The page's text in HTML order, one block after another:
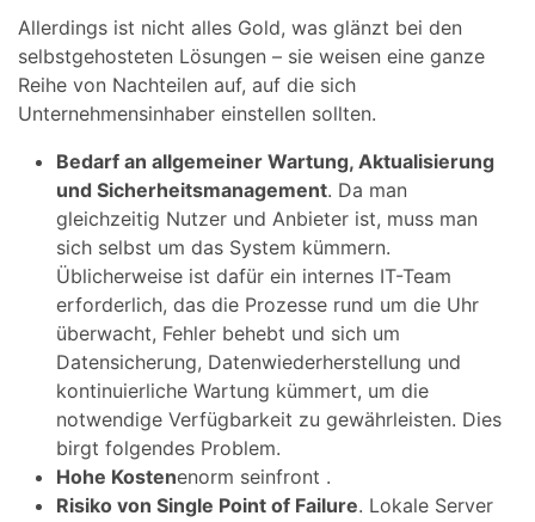
Allerdings ist nicht alles Gold, was glänzt bei den
selbstgehosteten Lösungen – sie weisen eine ganze
Reihe von Nachteilen auf, auf die sich
Unternehmensinhaber einstellen sollten.
Bedarf an allgemeiner Wartung, Aktualisierung
und Sicherheitsmanagement. Da man
gleichzeitig Nutzer und Anbieter ist, muss man
sich selbst um das System kümmern.
Üblicherweise ist dafür ein internes IT-Team
erforderlich, das die Prozesse rund um die Uhr
überwacht, Fehler behebt und sich um
Datensicherung, Datenwiederherstellung und
kontinuierliche Wartung kümmert, um die
notwendige Verfügbarkeit zu gewährleisten. Dies
birgt folgendes Problem.
Hohe Kostenenorm seinfront .
Risiko von Single Point of Failure. Lokale Server